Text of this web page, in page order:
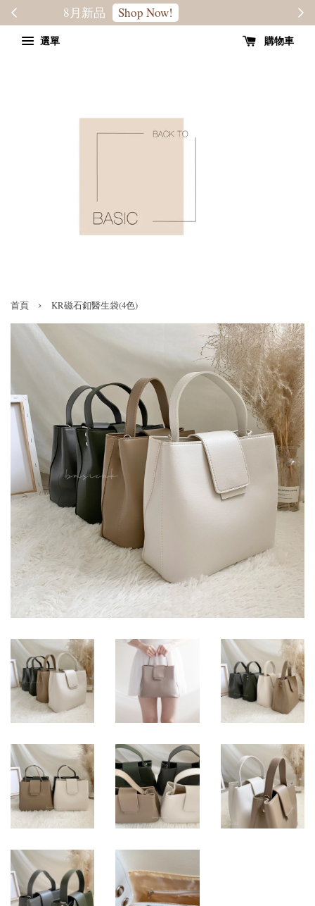
轉季優惠8折
選單 購物車
首頁 › KR磁石釦醫生袋(4色)